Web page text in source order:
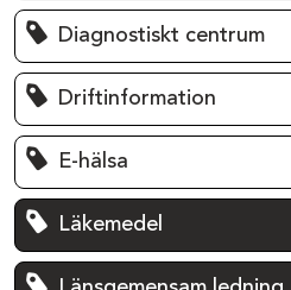
Diagnostiskt centrum
Driftinformation
E-hälsa
Läkemedel